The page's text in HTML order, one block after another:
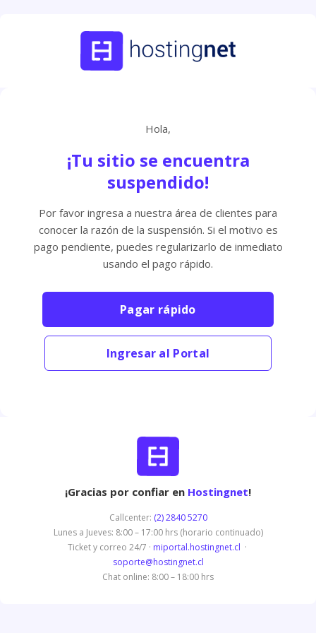
Hola,
¡Tu sitio se encuentra
suspendido!
Por favor ingresa a nuestra área de clientes para
conocer la razón de la suspensión. Si el motivo es
pago pendiente, puedes regularizarlo de inmediato
usando el pago rápido.
Pagar rápido
Ingresar al Portal
¡Gracias por confiar en Hostingnet!
Callcenter: (2) 2840 5270
Lunes a Jueves: 8:00 – 17:00 hrs (horario continuado)
Ticket y correo 24/7 · miportal.hostingnet.cl ·
soporte@hostingnet.cl
Chat online: 8:00 – 18:00 hrs